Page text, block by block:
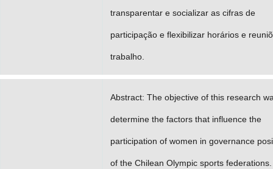
transparentar e socializar as cifras de
participação e flexibilizar horários e
trabalho.
Abstract: The objective of this research
determine the factors that influence the
participation of women in governance
of the Chilean Olympic sports federations.